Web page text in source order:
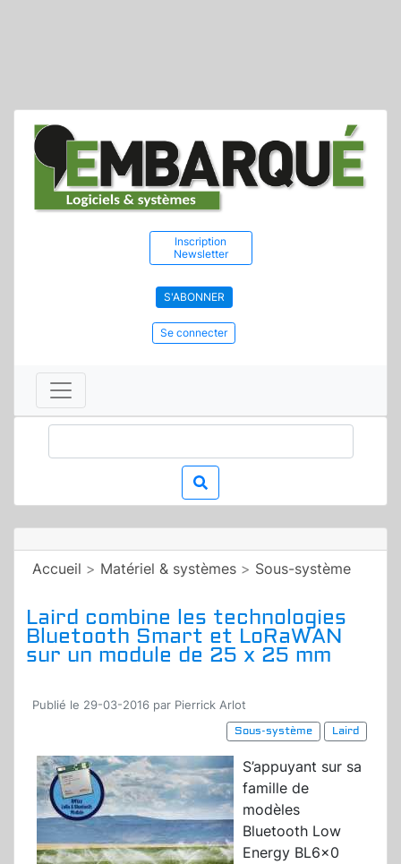
Inscription
Newsletter
S'ABONNER
Se connecter
Accueil > Matériel & systèmes > Sous-système
Laird combine les technologies
Bluetooth Smart et LoRaWAN
sur un module de 25 x 25 mm
Publié le 29-03-2016 par Pierrick Arlot
Sous-système
Laird
S’appuyant sur sa
famille de
modèles
Bluetooth Low
Energy BL6x0